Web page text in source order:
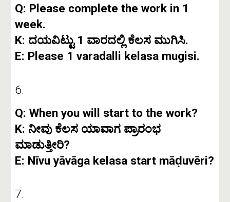
Q: Please complete the work in 1
week.
K: ದಯವಿಟ್ಟು 1 ವಾರದಲ್ಲಿ ಕೆಲಸ ಮುಗಿಸಿ.
E: Please 1 varadalli kelasa mugisi.
6.
Q: When you will start to the work?
K: ನೀವು ಕೆಲಸ ಯಾವಾಗ ಪ್ರಾರಂಭ
ಮಾಡುತ್ತೀರಿ?
E: Nīvu yāvāga kelasa start māḍuvēri?
7.